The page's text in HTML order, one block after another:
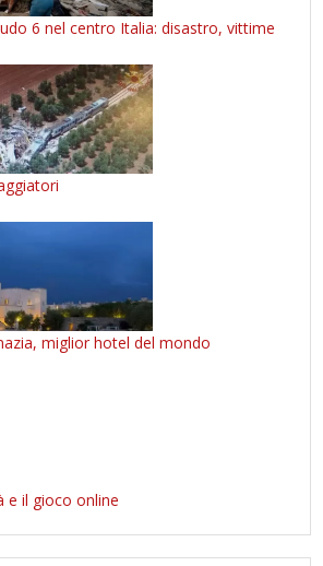
6 nel centro Italia: disastro, vittime
miglior hotel del mondo
e il gioco online